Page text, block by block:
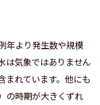
年より発生数や規模
は気象ではありません
まれています。他にも
の時期が大きくずれ